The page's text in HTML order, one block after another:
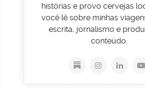
histórias e provo cervejas
você lê sobre minhas
escrita, jornalismo e
conteúdo.